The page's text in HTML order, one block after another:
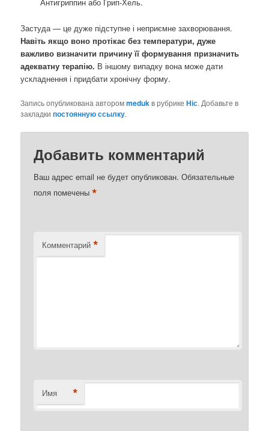
Антигриппин або Грип-Хель.
Застуда — це дуже підступне і неприємне захворювання.
Навіть якщо воно протікає без температури, дуже
важливо визначити причину її формування призначить
адекватну терапію. В іншому випадку вона може дати
ускладнення і придбати хронічну форму.
Запись опубликована авторомmedukв рубрикеНіс. Добавьте в
закладкипостоянную ссылку.
Добавить комментарий
Ваш адрес email не будет опубликован. Обязательные
поля помечены*
Комментарий *
Имя *